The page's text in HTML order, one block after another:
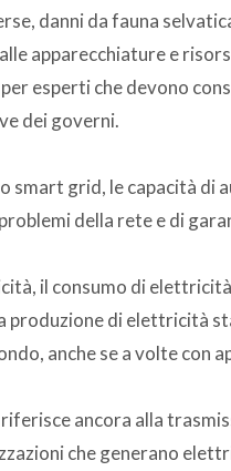
danni da fauna
apparecchiature e
esperti che devono
dei governi.
smart grid, le capacità di
della rete e di
il consumo di
produzione di elettricità
anche se a volte con
ancora alla
che generano